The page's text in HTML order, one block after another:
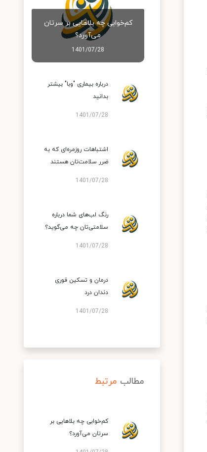
کم‌خوابی چه بلاهایی بر سرتان
می‌آورد؟
1401/07/28
درباره بیماری "وبا" بیشتر
بدانید
1401/07/28
اشتباهات روزمره‌ای که به
ضرر سلامت‌تان هستند
1401/07/28
رنگ لب‌های شما درباره
سلامتی‌تان چه می‌گوید؟
1401/07/28
درمان و تسکین فوری
دندان درد
1401/07/28
مطالب مرتبط
کم‌خوابی چه بلاهایی بر
سرتان می‌آورد؟